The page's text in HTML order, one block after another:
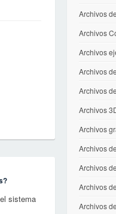
sistema
Archivos
Archivos
Archivos
Archivos
Archivos
Archivos
Archivos
Archivos
Archivos
Archivos
Archivos